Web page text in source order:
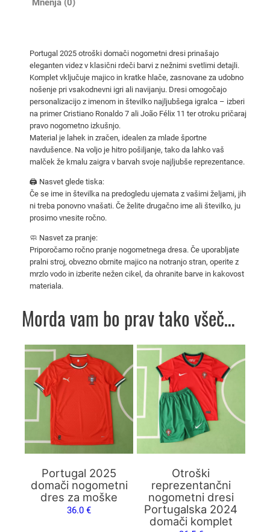
d
e
Portugal 2025 otroški domači nogometni dresi prinašajo
eleganten videz v klasični rdeči barvi z nežnimi svetlimi detajli.
Komplet vključuje majico in kratke hlače, zasnovane za udobno
nošenje pri vsakodnevni igri ali navijanju. Dresi omogočajo
personalizacijo z imenom in številko najljubšega igralca – izberi
na primer Cristiano Ronaldo 7 ali João Félix 11 ter otroku pričaraj
pravo nogometno izkušnjo.
Material je lahek in zračen, idealen za mlade športne
navdušence. Na voljo je hitro pošiljanje, tako da lahko vaš
malček že kmalu zaigra v barvah svoje najljubše reprezentance.
🖨️ Nasvet glede tiska:
Če se ime in številka na predogledu ujemata z vašimi željami, jih
ni treba ponovno vnašati. Če želite drugačno ime ali številko, ju
prosimo vnesite ročno.
🧼 Nasvet za pranje:
Priporočamo ročno pranje nogometnega dresa. Če uporabljate
pralni stroj, obvezno obrnite majico na notranjo stran, operite z
mrzlo vodo in izberite nežen cikel, da ohranite barve in kakovost
materiala.
Morda vam bo prav tako všeč…
Portugal 2025
domači nogometni
dres za moške
36.0€
Ta
izdelek
ima
različic.
Možnosti
lahko
izberete
strani
izdelka
Otroški
reprezentančni
nogometni dresi
Portugalska 2024
domači komplet
Ta
izdelek
več
različic.
Možnosti
lahko
izberete
strani
izdelka